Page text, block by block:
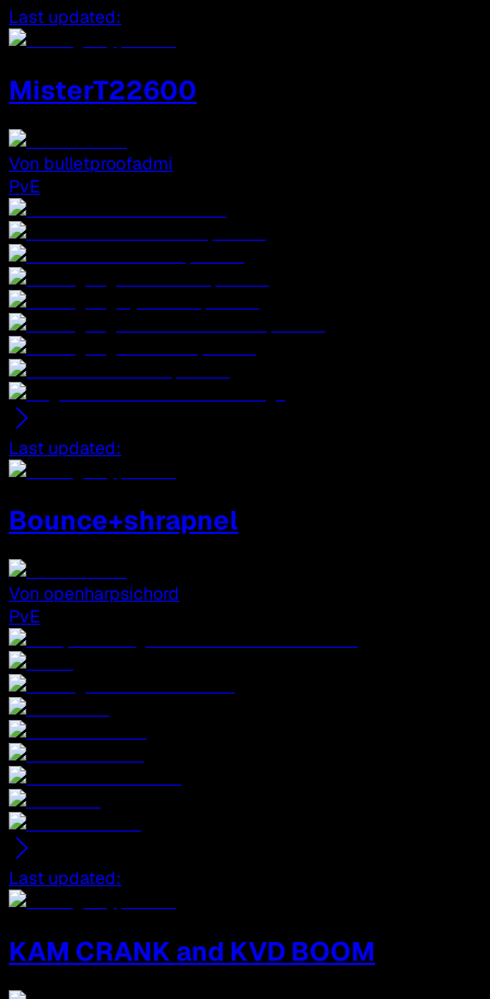
Last updated:
MisterT22600
Von bulletproofadmi
PvE
Last updated:
Bounce+shrapnel
Von openharpsichord
PvE
Last updated:
KAM CRANK and KVD BOOM